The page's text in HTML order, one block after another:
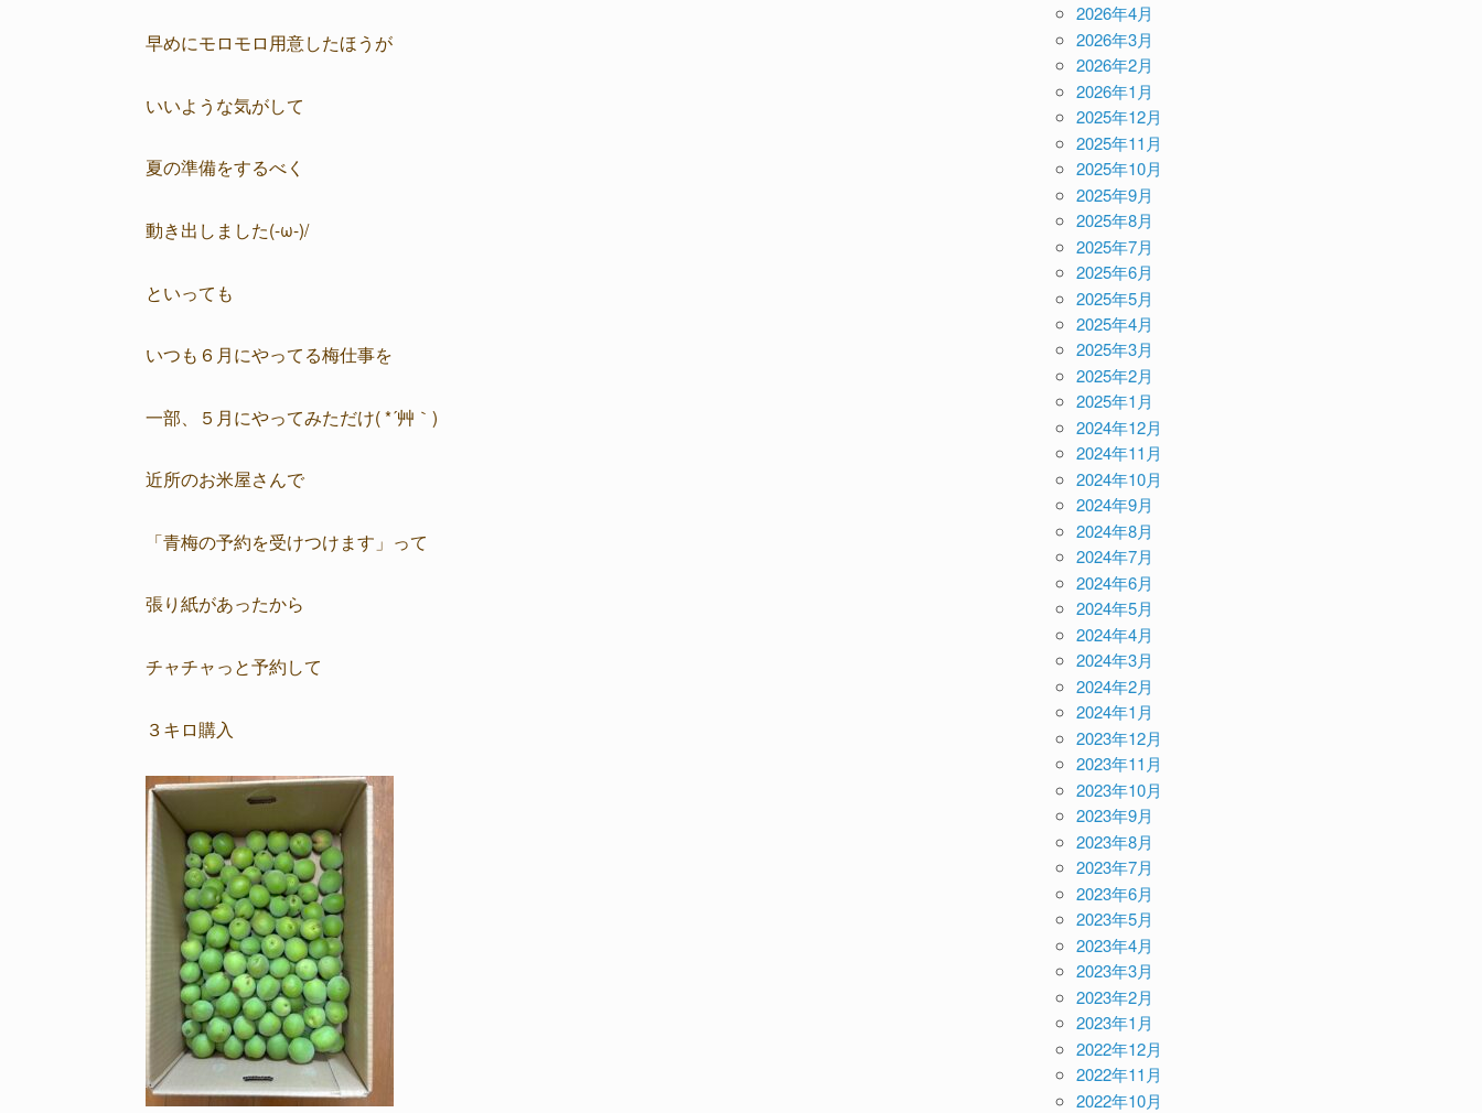
早めにモロモロ用意したほうが
いいような気がして
夏の準備をするべく
動き出しました(-ω-)/
といっても
いつも６月にやってる梅仕事を
一部、５月にやってみただけ( *´艸｀)
近所のお米屋さんで
「青梅の予約を受けつけます」って
張り紙があったから
チャチャっと予約して
３キロ購入
2026年4月
2026年3月
2026年2月
2026年1月
2025年12月
2025年11月
2025年10月
2025年9月
2025年8月
2025年7月
2025年6月
2025年5月
2025年4月
2025年3月
2025年2月
2025年1月
2024年12月
2024年11月
2024年10月
2024年9月
2024年8月
2024年7月
2024年6月
2024年5月
2024年4月
2024年3月
2024年2月
2024年1月
2023年12月
2023年11月
2023年10月
2023年9月
2023年8月
2023年7月
2023年6月
2023年5月
2023年4月
2023年3月
2023年2月
2023年1月
2022年12月
2022年11月
2022年10月